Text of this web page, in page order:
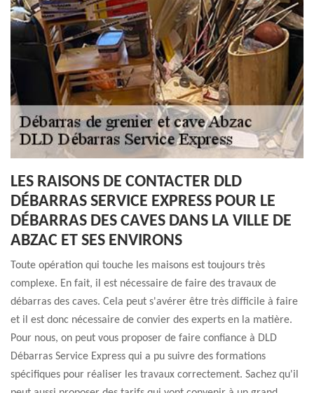
LES RAISONS DE CONTACTER DLD
DÉBARRAS SERVICE EXPRESS POUR LE
DÉBARRAS DES CAVES DANS LA VILLE DE
ABZAC ET SES ENVIRONS
Toute opération qui touche les maisons est toujours très
complexe. En fait, il est nécessaire de faire des travaux de
débarras des caves. Cela peut s'avérer être très difficile à faire
et il est donc nécessaire de convier des experts en la matière.
Pour nous, on peut vous proposer de faire confiance à DLD
Débarras Service Express qui a pu suivre des formations
spécifiques pour réaliser les travaux correctement. Sachez qu'il